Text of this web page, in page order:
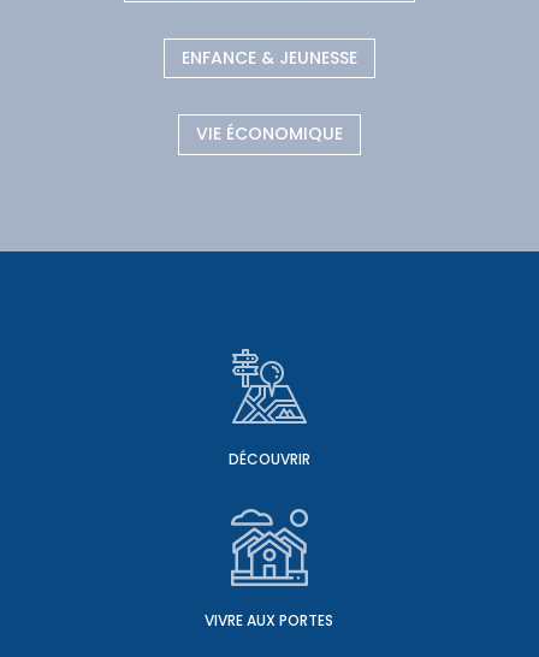
ENFANCE & JEUNESSE
VIE ÉCONOMIQUE
DÉCOUVRIR
VIVRE AUX PORTES